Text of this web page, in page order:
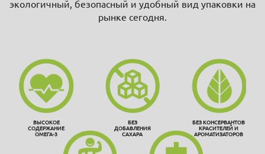
экологичный, безопасный и удобный вид упаковки на
рынке сегодня.
ВЫСОКОЕ
СОДЕРЖАНИЕ
ОМЕГА-3
БЕЗ
ДОБАВЛЕНИЯ
САХАРА
БЕЗ КОНСЕРВАНТОВ
КРАСИТЕЛЕЙ И
АРОМАТИЗАТОРОВ